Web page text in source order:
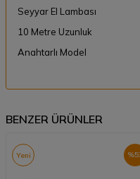
Seyyar El Lambası
10 Metre Uzunluk
Anahtarlı Model
BENZER ÜRÜNLER
%
Yeni